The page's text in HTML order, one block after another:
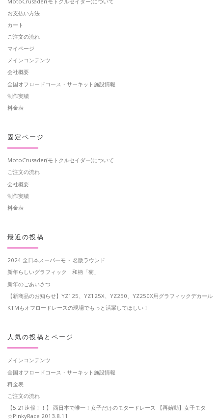
お支払い方法
カート
ご注文の流れ
マイページ
メインコンテンツ
会社概要
全国オフロードコース・サーキット施設情報
制作実績
料金表
固定ページ
MotoCrusader(モトクルセイダー)について
ご注文の流れ
会社概要
制作実績
料金表
最近の投稿
2024 全日本スーパーモト 名阪ラウンド
新年らしいグラフィック 和柄「菊」
新年のごあいさつ
【新商品のお知らせ】YZ125、YZ125X、YZ250、YZ250X用グラフィックデカール
KTMもオフロードレースの現場でもっと活躍してほしい！
人気の投稿とページ
メインコンテンツ
全国オフロードコース・サーキット施設情報
料金表
ご注文の流れ
【5.21速報！！】 西日本で唯一！女子だけのモタードレース 【再始動】女子モタ
☆PinkyRace 2013.8.11